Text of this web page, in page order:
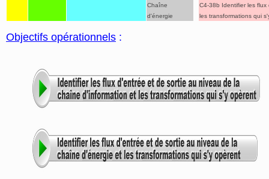
Chaîne
d'énergie
C4-38b Identifier les
les transformations qui
Objectifs opérationnels :